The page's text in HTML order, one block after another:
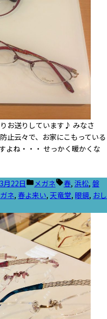
お送りしています♪ みなさ
止云々で、お家にこもっている
よね・・・ せっかく暖かくな
月22日
カ
テ
リ
メガネ
タ
グ:
春, 浜松, 磐
ネ, 春よ来い, 天竜堂, 眼鏡, おし